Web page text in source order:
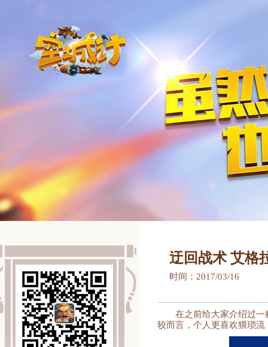
迂回战术 艾格
时间：2017/03/16
在之前给大家介绍过
较而言，个人更喜欢猥琐